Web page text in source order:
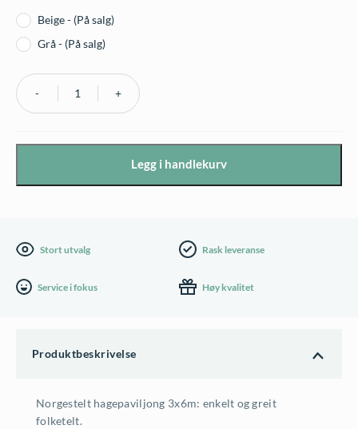
Beige - (På salg)
Grå - (På salg)
Norgestelt
Legg i handlekurv
Stort utvalg Rask leveranse
Service i fokus Høy kvalitet
Produktbeskrivelse
Norgestelt hagepaviljong 3x6m: enkelt og greit
folketelt.